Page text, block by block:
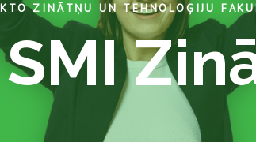
ZINĀTŅU UN TEHNOLOĢIJU